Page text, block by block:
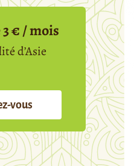
€ / mois
d’Asie
vous